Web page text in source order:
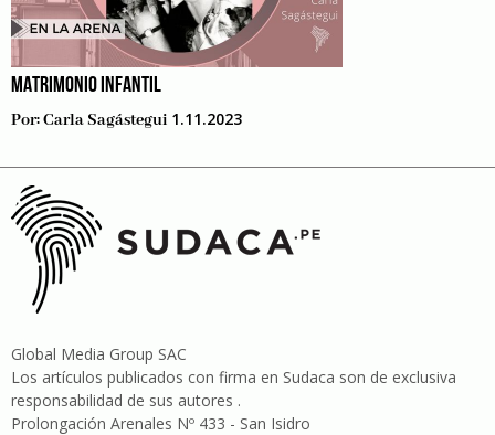
MATRIMONIO INFANTIL
Por:Carla Sagástegui 1.11.2023
Global Media Group SAC
Los artículos publicados con firma en Sudaca son de exclusiva
responsabilidad de sus autores .
Prolongación Arenales Nº 433 - San Isidro